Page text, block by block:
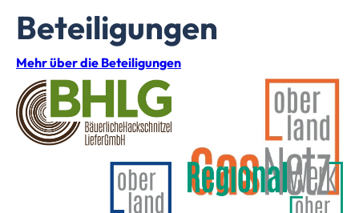
Beteiligungen
Mehr über die Beteiligungen